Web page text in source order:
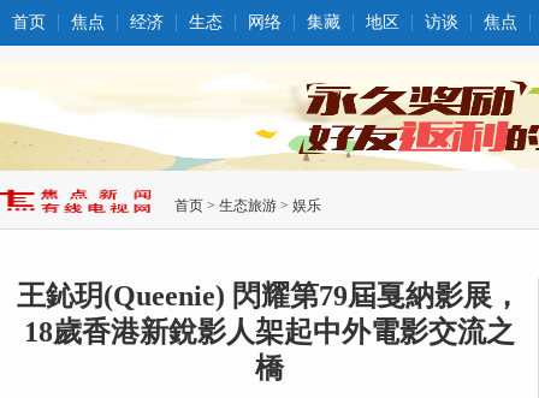
首页 焦点 经济 生态 网络 集藏 地区 访谈 焦点
首页 > 生态旅游 > 娱乐
王鈊玥(Queenie) 閃耀第79屆戛納影展，
18歲香港新銳影人架起中外電影交流之
橋